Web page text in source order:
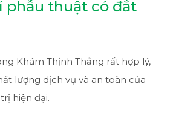
phẫu thuật có đắt
Khám Thịnh Thắng rất hợp lý,
lượng dịch vụ và an toàn của
hiện đại.